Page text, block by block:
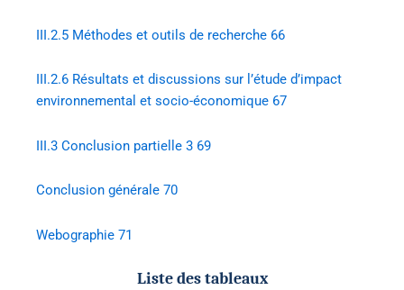
III.2.5 Méthodes et outils de recherche 66
III.2.6 Résultats et discussions sur l’étude d’impact
environnemental et socio-économique 67
III.3 Conclusion partielle 3 69
Conclusion générale 70
Webographie 71
Liste des tableaux